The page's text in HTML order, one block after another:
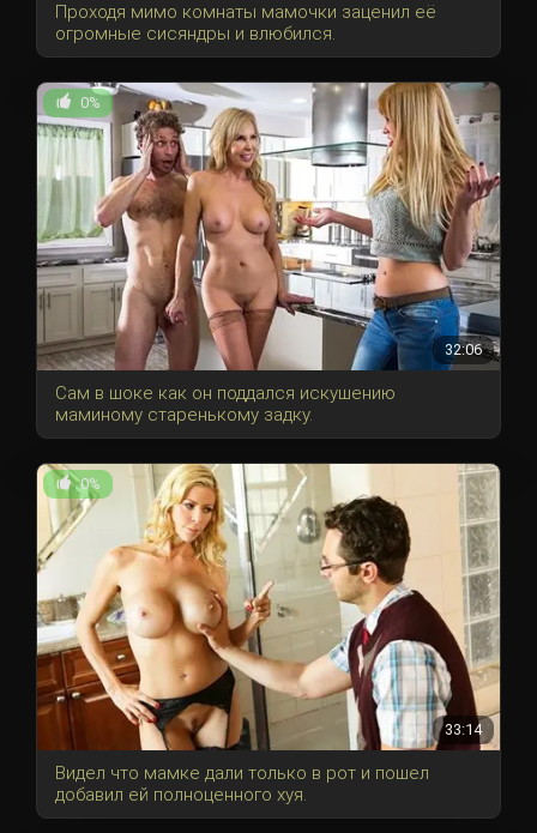
Проходя мимо комнаты мамочки заценил её
огромные сисяндры и влюбился.
0%
32:06
Сам в шоке как он поддался искушению
маминому старенькому задку.
0%
33:14
Видел что мамке дали только в рот и пошел
добавил ей полноценного хуя.